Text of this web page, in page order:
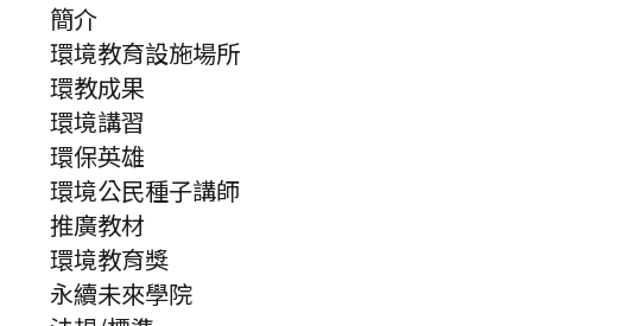
簡介
環境教育設施場所
環教成果
環境講習
環保英雄
環境公民種子講師
推廣教材
環境教育獎
永續未來學院